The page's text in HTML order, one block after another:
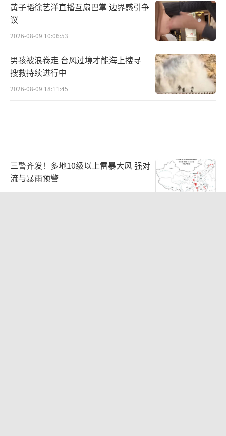
黄子韬徐艺洋直播互扇巴掌 边界感引争
议
2026-08-09 10:06:53
男孩被浪卷走 台风过境才能海上搜寻
搜救持续进行中
2026-08-09 18:11:45
三警齐发！多地10级以上雷暴大风 强对
流与暴雨预警
2026-08-09 07:11:29